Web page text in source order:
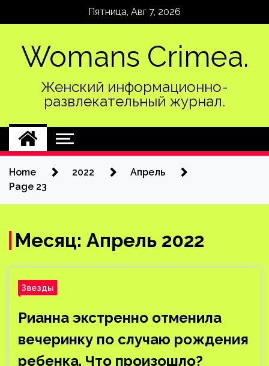
Пятница, Авг 7, 2026
Womans Crimea.
Женский информационно-
развлекательный журнал.
Home 2022
Апрель
Page 23
Месяц: Апрель 2022
Звезды
Рианна экстренно отменила
вечеринку по случаю рождения
ребенка. Что произошло?